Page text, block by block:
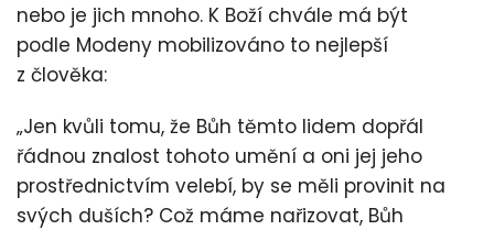
nebo je jich mnoho. K Boží chvále má být
podle Modeny mobilizováno to nejlepší
z člověka:
„Jen kvůli tomu, že Bůh těmto lidem dopřál
řádnou znalost tohoto umění a oni jej jeho
prostřednictvím velebí, by se měli provinit na
svých duších? Což máme nařizovat, Bůh